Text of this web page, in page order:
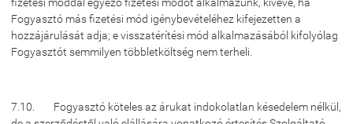
Fogyasztó más fizetési mód igénybevételéhez kifejezetten a
hozzájárulását adja; e visszatérítési mód alkalmazásából kifolyólag
Fogyasztót semmilyen többletköltség nem terheli.
7.10. Fogyasztó köteles az árukat indokolatlan késedelem nélkül,